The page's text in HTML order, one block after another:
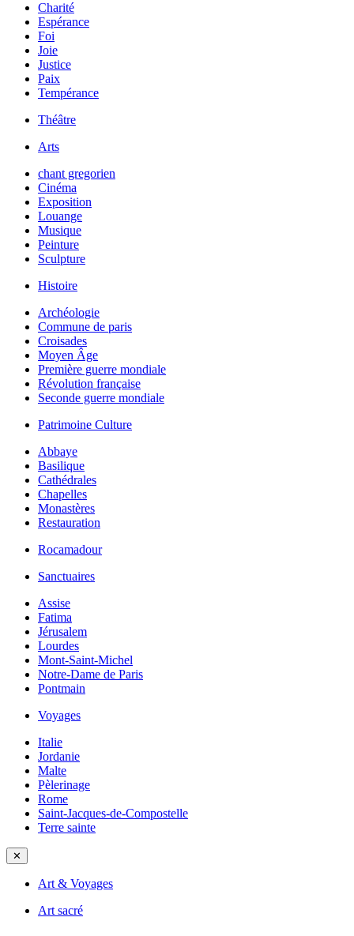
Charité
Espérance
Foi
Joie
Justice
Paix
Tempérance
Théâtre
Arts
chant gregorien
Cinéma
Exposition
Louange
Musique
Peinture
Sculpture
Histoire
Archéologie
Commune de paris
Croisades
Moyen Âge
Première guerre mondiale
Révolution française
Seconde guerre mondiale
Patrimoine Culture
Abbaye
Basilique
Cathédrales
Chapelles
Monastères
Restauration
Rocamadour
Sanctuaires
Assise
Fatima
Jérusalem
Lourdes
Mont-Saint-Michel
Notre-Dame de Paris
Pontmain
Voyages
Italie
Jordanie
Malte
Pèlerinage
Rome
Saint-Jacques-de-Compostelle
Terre sainte
✕
Art & Voyages
Art sacré